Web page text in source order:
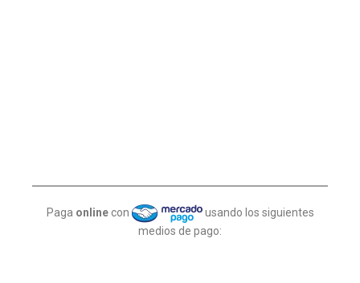
Paga online con
usando los siguientes
medios de pago: